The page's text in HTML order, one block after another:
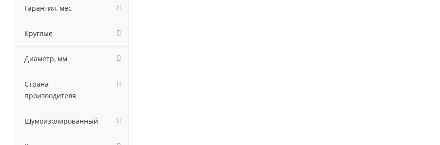
Гарантия, мес
Круглые
Диаметр, мм
Страна
производителя
Шумоизолированный